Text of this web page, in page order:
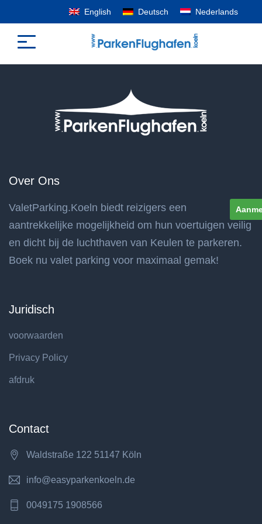
English Deutsch Nederlands
Over Ons
ValetParking.Koeln biedt reizigers een
aantrekkelijke mogelijkheid om hun voertuigen veilig
en dicht bij de luchthaven van Keulen te parkeren.
Boek nu valet parking voor maximaal gemak!
Juridisch
voorwaarden
Privacy Policy
afdruk
Contact
Waldstraße 122 51147 Köln
info@easyparkenkoeln.de
0049175 1908566